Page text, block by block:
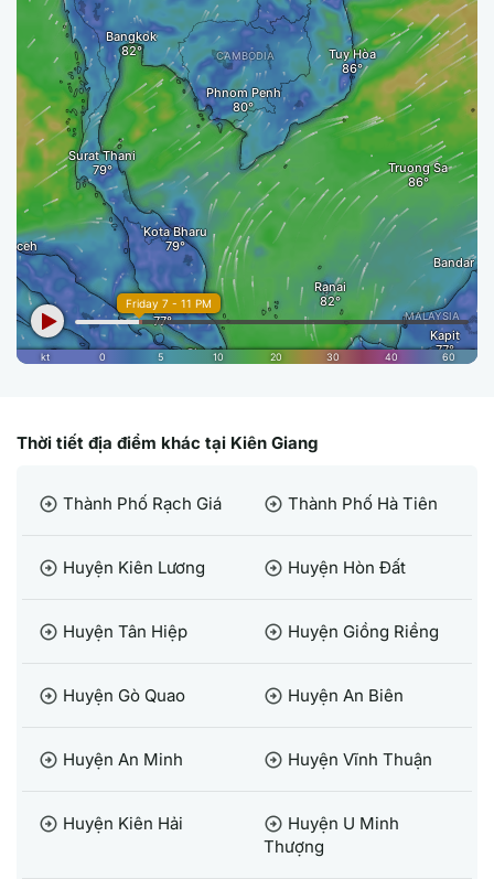
Thời tiết địa điểm khác tại Kiên Giang
arrow_circle_right Thành Phố Rạch Giá arrow_circle_right Thành Phố Hà Tiên
arrow_circle_right Huyện Kiên Lương arrow_circle_right Huyện Hòn Đất
arrow_circle_right Huyện Tân Hiệp arrow_circle_right Huyện Giồng Riềng
arrow_circle_right Huyện Gò Quao arrow_circle_right Huyện An Biên
arrow_circle_right Huyện An Minh arrow_circle_right Huyện Vĩnh Thuận
arrow_circle_right Huyện Kiên Hải arrow_circle_right Huyện U Minh
Thượng